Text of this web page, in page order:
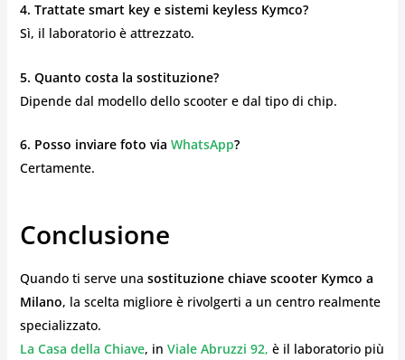
4. Trattate smart key e sistemi keyless Kymco?
Sì, il laboratorio è attrezzato.
5. Quanto costa la sostituzione?
Dipende dal modello dello scooter e dal tipo di chip.
6. Posso inviare foto via WhatsApp?
Certamente.
Conclusione
Quando ti serve una sostituzione chiave scooter Kymco a
Milano, la scelta migliore è rivolgerti a un centro realmente
specializzato.
La Casa della Chiave, in Viale Abruzzi 92, è il laboratorio più